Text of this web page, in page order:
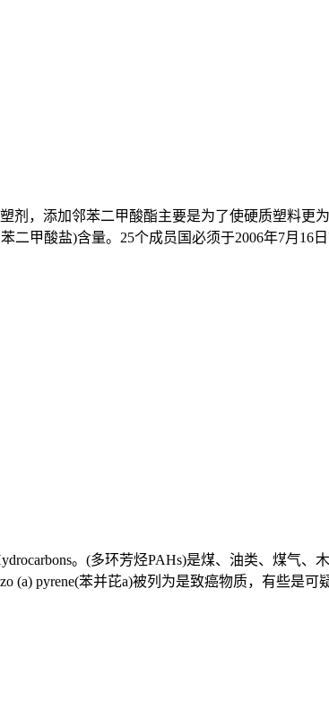
剂，添加邻苯二甲酸酯主要是为了使硬质塑料更
二甲酸盐)含量。25个成员国必须于2006年7月
。(多环芳烃PAHs)是煤、油类、煤
(a) pyrene(苯并芘a)被列为是致癌物质，有些是可